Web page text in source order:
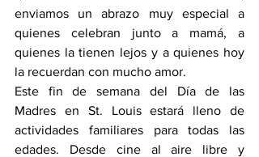
enviamos un abrazo muy especial a
quienes celebran junto a mamá, a
quienes la tienen lejos y a quienes hoy
la recuerdan con mucho amor.
Este fin de semana del Día de las
Madres en St. Louis estará lleno de
actividades familiares para todas las
edades. Desde cine al aire libre y